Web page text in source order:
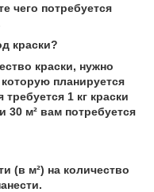
чего потребуется
краски?
краски, нужно
планируется
1 кг краски
30 м² вам потребуется
(в м²) на количество